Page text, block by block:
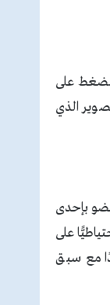
على
الذي
بإحدى
على
مع سبق